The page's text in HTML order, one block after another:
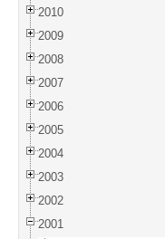
2010
2009
2008
2007
2006
2005
2004
2003
2002
2001